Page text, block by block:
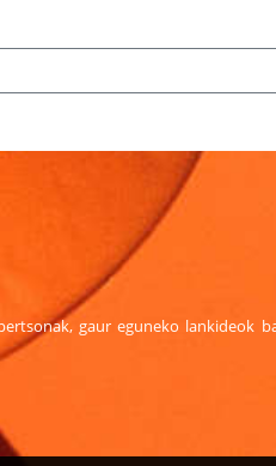
gaur eguneko lankideok